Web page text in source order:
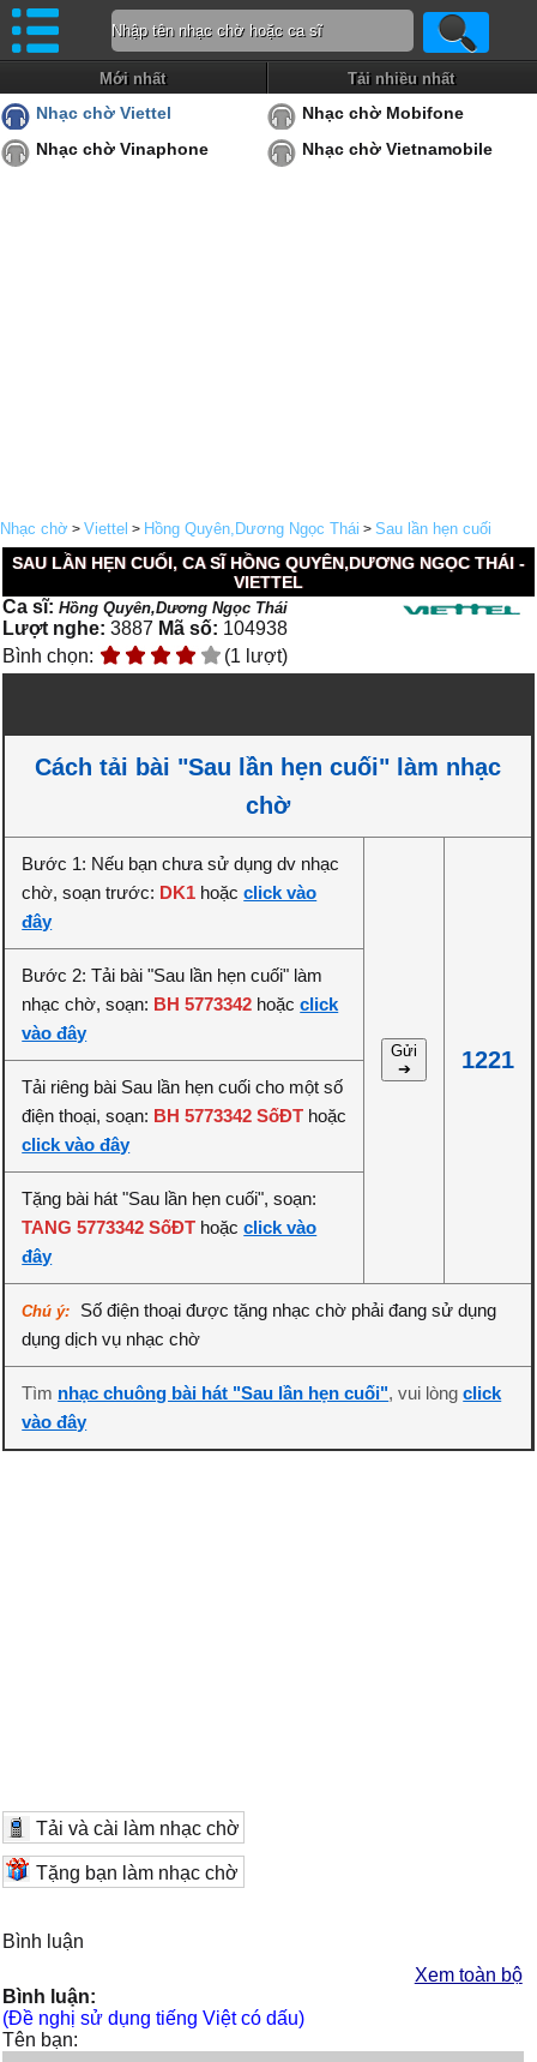
Mới nhất Tải nhiều nhất
Nhạc chờ Viettel
Nhạc chờ Mobifone
Nhạc chờ Vinaphone
Nhạc chờ Vietnamobile
Nhạc chờ > Viettel > Hồng Quyên,Dương Ngọc Thái > Sau lần hẹn cuối
SAU LẦN HẸN CUỐI, CA SĨ HỒNG QUYÊN,DƯƠNG NGỌC THÁI -
VIETTEL
Ca sĩ:Hồng Quyên,Dương Ngọc Thái
Lượt nghe: 3887 Mã số: 104938
Bình chọn:
(1 lượt)
Cách tải bài "Sau lần hẹn cuối" làm nhạc
chờ
Bước 1: Nếu bạn chưa sử dụng dv nhạc
chờ, soạn trước: DK1 hoặcclick vào
đây
Gửi
➔
1221
Bước 2: Tải bài "Sau lần hẹn cuối" làm
nhạc chờ, soạn: BH 5773342 hoặcclick
vào đây
Tải riêng bài Sau lần hẹn cuối cho một số
điện thoại, soạn: BH 5773342 SốĐT hoặc
click vào đây
Tặng bài hát "Sau lần hẹn cuối", soạn:
TANG 5773342 SốĐT hoặcclick vào
đây
Chú ý:
Số điện thoại được tặng nhạc chờ phải đang sử dụng
dụng dịch vụ nhạc chờ
Tìm nhạc chuông bài hát "Sau lần hẹn cuối", vui lòngclick
vào đây
Tải và cài làm nhạc chờ
Tặng bạn làm nhạc chờ
Bình luận
Xem toàn bộ
Bình luận:
(Đề nghị sử dụng tiếng Việt có dấu)
Tên bạn: